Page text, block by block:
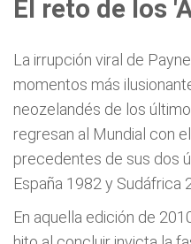
El reto de los
La irrupción viral de
momentos más
neozelandés de los
regresan al Mundial con
precedentes de sus dos
España 1982 y Sudáfrica
En aquella edición de